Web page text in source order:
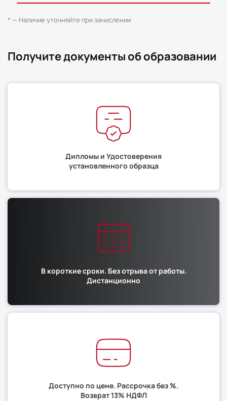
* — Наличие уточняйте при зачислении
Получите документы об образовании
Дипломы и Удостоверения
установленного образца
В короткие сроки. Без отрыва от работы.
Дистанционно
Доступно по цене. Рассрочка без %.
Возврат 13% НДФЛ